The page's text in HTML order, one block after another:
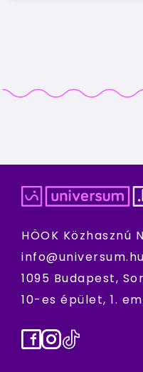
HÖOK Közhasznú
info@universum.hu
1095 Budapest,
10-es épület, 1.
Facebook
Instagram
TikTok